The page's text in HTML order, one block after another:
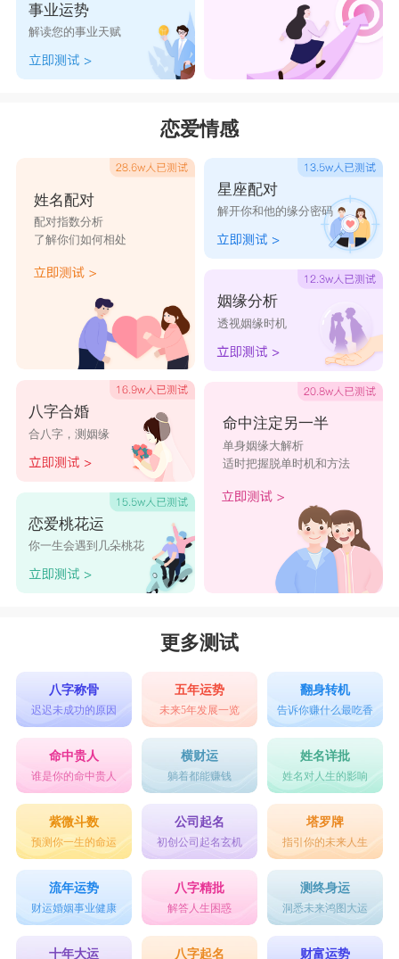
事业运势
解读您的事业天赋
恋爱情感
姓名配对
配对指数分析
了解你们如何相处
八字合婚
合八字，测姻缘
恋爱桃花运
你一生会遇到几朵桃花
星座配对
解开你和他的缘分密码
姻缘分析
透视姻缘时机
命中注定另一半
单身姻缘大解析
适时把握脱单时机和方法
更多测试
八字称骨
迟迟未成功的原因
五年运势
未来5年发展一览
翻身转机
告诉你赚什么最吃香
命中贵人
谁是你的命中贵人
横财运
躺着都能赚钱
姓名详批
姓名对人生的影响
紫微斗数
预测你一生的命运
公司起名
初创公司起名玄机
塔罗牌
指引你的未来人生
流年运势
财运婚姻事业健康
八字精批
解答人生困惑
测终身运
洞悉未来鸿图大运
十年大运 八字起名 财富运势